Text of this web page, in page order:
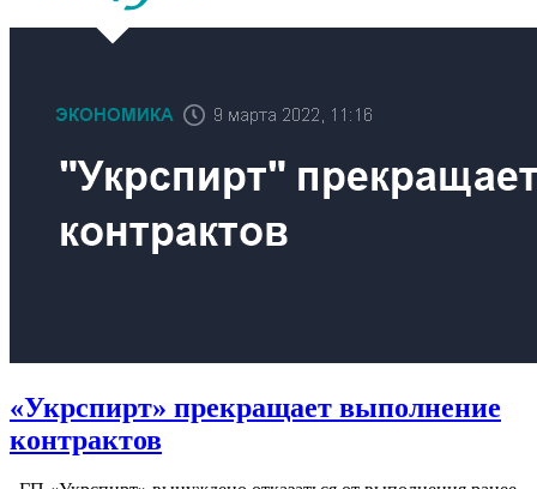
«Укрспирт» прекращает выполнение
контрактов